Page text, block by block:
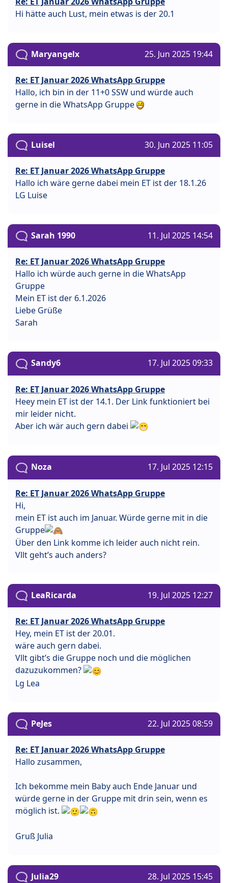
Hi hätte auch Lust, mein etwas is der 20.1
Maryangelx 25. Jun 2025 19:44
Re: ET Januar 2026 WhatsApp Gruppe
Hallo, ich bin in der 11+0 SSW und würde auch
gerne in die WhatsApp Gruppe
Luisel 30. Jun 2025 11:05
Re: ET Januar 2026 WhatsApp Gruppe
Hallo ich wäre gerne dabei mein ET ist der 18.1.26
LG Luise
Sarah 1990 11. Jul 2025 14:54
Re: ET Januar 2026 WhatsApp Gruppe
Hallo ich würde auch gerne in die WhatsApp
Gruppe
Mein ET ist der 6.1.2026
Liebe Grüße
Sarah
Sandy6 17. Jul 2025 09:33
Re: ET Januar 2026 WhatsApp Gruppe
Heey mein ET ist der 14.1. Der Link funktioniert bei
mir leider nicht.
Aber ich wär auch gern dabei
Noza 17. Jul 2025 12:15
Re: ET Januar 2026 WhatsApp Gruppe
Hi,
mein ET ist auch im Januar. Würde gerne mit in die
Gruppe
Über den Link komme ich leider auch nicht rein.
Vllt geht’s auch anders?
LeaRicarda 19. Jul 2025 12:27
Re: ET Januar 2026 WhatsApp Gruppe
Hey, mein ET ist der 20.01.
wäre auch gern dabei.
Vllt gibt’s die Gruppe noch und die möglichen
dazuzukommen?
Lg Lea
PeJes 22. Jul 2025 08:59
Re: ET Januar 2026 WhatsApp Gruppe
Hallo zusammen,
Ich bekomme mein Baby auch Ende Januar und
würde gerne in der Gruppe mit drin sein, wenn es
möglich ist.
Gruß Julia
Julia29 28. Jul 2025 15:45